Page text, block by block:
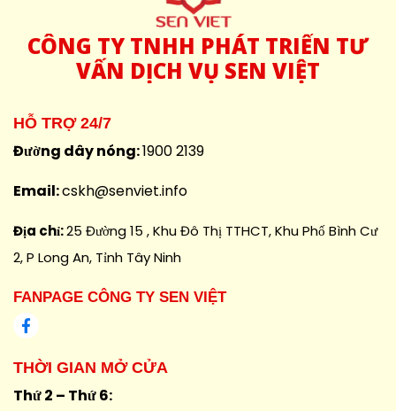
CÔNG TY TNHH PHÁT TRIỂN TƯ
VẤN DỊCH VỤ SEN VIỆT
HỖ TRỢ 24/7
Đường dây nóng:1900 2139
Email:cskh@senviet.info
Địa chỉ:25 Đường 15 , Khu Đô Thị TTHCT, Khu Phố Bình Cư
2, P Long An, Tỉnh Tây Ninh
FANPAGE CÔNG TY SEN VIỆT
THỜI GIAN MỞ CỬA
Thứ 2 – Thứ 6: